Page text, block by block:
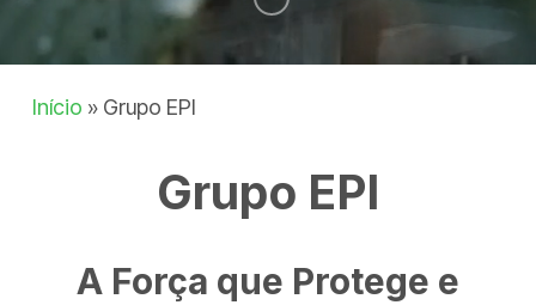
Início » Grupo EPI
Grupo EPI
A Força que Protege e